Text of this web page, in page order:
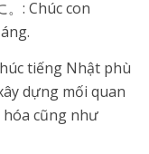
。: Chúc con
tiếng Nhật phù
dựng mối quan
hóa cũng như